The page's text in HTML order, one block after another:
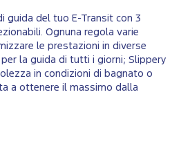
guida del tuo E-Transit con 3
Ognuna regola varie
le prestazioni in diverse
la guida di tutti i giorni; Slippery
in condizioni di bagnato o
a ottenere il massimo dalla